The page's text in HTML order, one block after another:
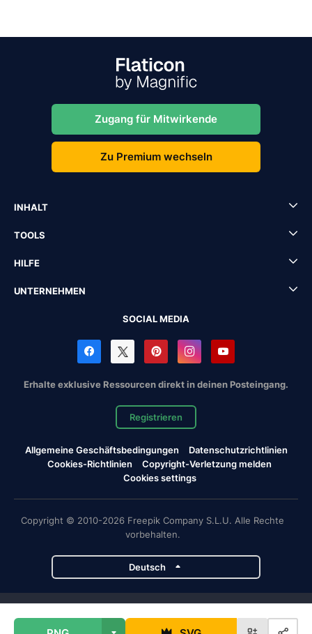
Zugang für Mitwirkende
Zu Premium wechseln
INHALT
TOOLS
HILFE
UNTERNEHMEN
SOCIAL MEDIA
Erhalte exklusive Ressourcen direkt in deinen Posteingang.
Registrieren
Allgemeine Geschäftsbedingungen
Datenschutzrichtlinien
Cookies-Richtlinien
Copyright-Verletzung melden
Cookies settings
Copyright © 2010-2026 Freepik Company S.L.U. Alle Rechte
vorbehalten.
Deutsch